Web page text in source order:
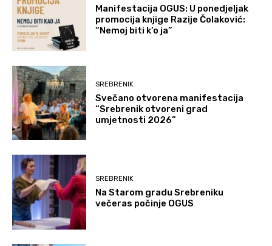
Manifestacija OGUS: U ponedjeljak
promocija knjige Razije Čolaković:
“Nemoj biti k’o ja”
SREBRENIK
Svečano otvorena manifestacija
“Srebrenik otvoreni grad
umjetnosti 2026”
SREBRENIK
Na Starom gradu Srebreniku
večeras počinje OGUS